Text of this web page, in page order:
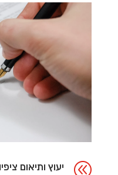
@
יעוץ ותיאום